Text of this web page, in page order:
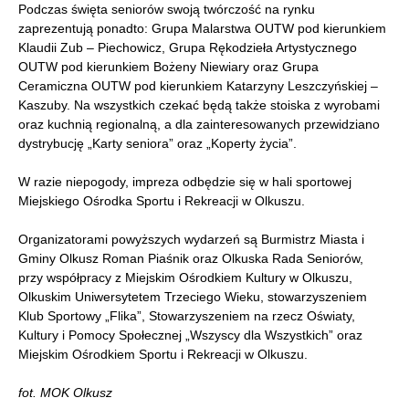
Podczas święta seniorów swoją twórczość na rynku
zaprezentują ponadto: Grupa Malarstwa OUTW pod kierunkiem
Klaudii Zub – Piechowicz, Grupa Rękodzieła Artystycznego
OUTW pod kierunkiem Bożeny Niewiary oraz Grupa
Ceramiczna OUTW pod kierunkiem Katarzyny Leszczyńskiej –
Kaszuby. Na wszystkich czekać będą także stoiska z wyrobami
oraz kuchnią regionalną, a dla zainteresowanych przewidziano
dystrybucję „Karty seniora” oraz „Koperty życia”.
W razie niepogody, impreza odbędzie się w hali sportowej
Miejskiego Ośrodka Sportu i Rekreacji w Olkuszu.
Organizatorami powyższych wydarzeń są Burmistrz Miasta i
Gminy Olkusz Roman Piaśnik oraz Olkuska Rada Seniorów,
przy współpracy z Miejskim Ośrodkiem Kultury w Olkuszu,
Olkuskim Uniwersytetem Trzeciego Wieku, stowarzyszeniem
Klub Sportowy „Flika”, Stowarzyszeniem na rzecz Oświaty,
Kultury i Pomocy Społecznej „Wszyscy dla Wszystkich” oraz
Miejskim Ośrodkiem Sportu i Rekreacji w Olkuszu.
fot. MOK Olkusz